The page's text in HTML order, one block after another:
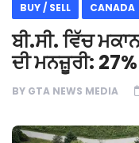
BUY / SELL CANADA
ਬੀ.ਸੀ. ਵਿੱਚ
ਦੀ ਮਨਜ਼ੂਰੀ:
BY GTA NEWS MEDIA